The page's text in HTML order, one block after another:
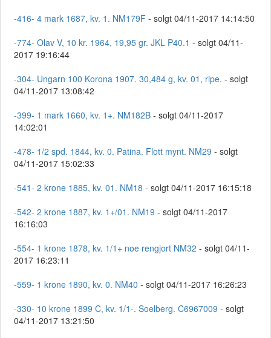
-416- 4 mark 1687, kv. 1. NM179F - solgt 04/11-2017 14:14:50
-774- Olav V, 10 kr. 1964, 19,95 gr. JKL P40.1 - solgt 04/11-
2017 19:16:44
-304- Ungarn 100 Korona 1907. 30,484 g, kv. 01, ripe. - solgt
04/11-2017 13:08:42
-399- 1 mark 1660, kv. 1+. NM182B - solgt 04/11-2017
14:02:01
-478- 1/2 spd. 1844, kv. 0. Patina. Flott mynt. NM29 - solgt
04/11-2017 15:02:33
-541- 2 krone 1885, kv. 01. NM18 - solgt 04/11-2017 16:15:18
-542- 2 krone 1887, kv. 1+/01. NM19 - solgt 04/11-2017
16:16:03
-554- 1 krone 1878, kv. 1/1+ noe rengjort NM32 - solgt 04/11-
2017 16:23:11
-559- 1 krone 1890, kv. 0. NM40 - solgt 04/11-2017 16:26:23
-330- 10 krone 1899 C, kv. 1/1-. Soelberg. C6967009 - solgt
04/11-2017 13:21:50